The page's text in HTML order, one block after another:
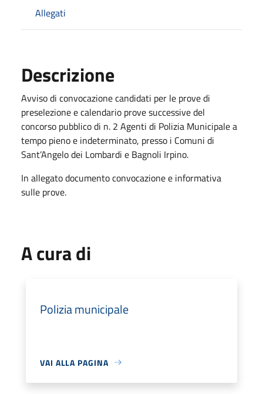
Allegati
Descrizione
Avviso di convocazione candidati per le prove di
preselezione e calendario prove successive del
concorso pubblico di n. 2 Agenti di Polizia Municipale a
tempo pieno e indeterminato, presso i Comuni di
Sant’Angelo dei Lombardi e Bagnoli Irpino.
In allegato documento convocazione e informativa
sulle prove.
A cura di
Polizia municipale
VAI ALLA PAGINA